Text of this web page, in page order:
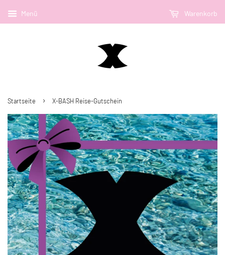
Menü Warenkorb
Startseite › X-BASH Reise-Gutschein